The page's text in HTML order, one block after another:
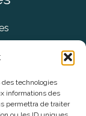
technologies
informations des
permettra de traiter